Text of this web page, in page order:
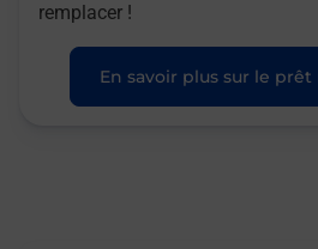
remplacer !
En savoir plus sur le